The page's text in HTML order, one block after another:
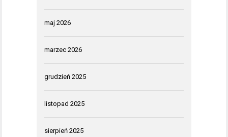
maj 2026
marzec 2026
grudzień 2025
listopad 2025
sierpień 2025